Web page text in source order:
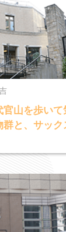
山を歩いて
群と、サッ